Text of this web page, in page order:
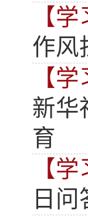
【
作风
【
新华
育
【
日